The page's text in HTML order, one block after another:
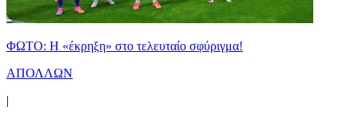
ΦΩΤΟ: Η «έκρηξη» στο τελευταίο σφύριγμα!
ΑΠΟΛΛΩΝ
|